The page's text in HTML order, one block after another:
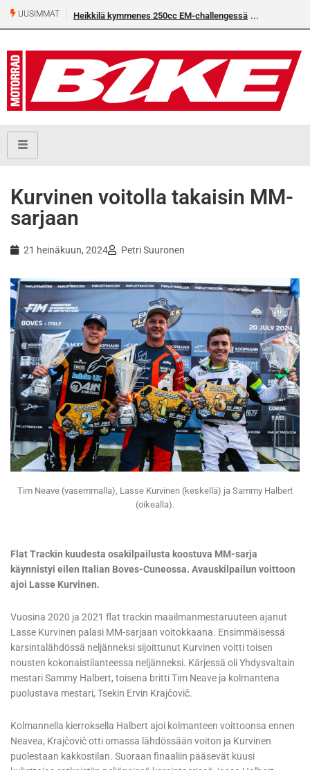
UUSIMMAT Heikkilä kymmenes 250cc EM-challengessä
Kurvinen voitolla takaisin MM-
sarjaan
21 heinäkuun, 2024 Petri Suuronen
Tim Neave (vasemmalla), Lasse Kurvinen (keskellä) ja Sammy Halbert
(oikealla).
Flat Trackin kuudesta osakilpailusta koostuva MM-sarja
käynnistyi eilen Italian Boves-Cuneossa. Avauskilpailun voittoon
ajoi Lasse Kurvinen.
Vuosina 2020 ja 2021 flat trackin maailmanmestaruuteen ajanut
Lasse Kurvinen palasi MM-sarjaan voitokkaana. Ensimmäisessä
karsintalähdössä neljänneksi sijoittunut Kurvinen voitti toisen
nousten kokonaistilanteessa neljänneksi. Kärjessä oli Yhdysvaltain
mestari Sammy Halbert, toisena britti Tim Neave ja kolmantena
puolustava mestari, Tsekin Ervin Krajčovič.
Kolmannella kierroksella Halbert ajoi kolmanteen voittoonsa ennen
Neavea, Krajčovič otti omassa lähdössään voiton ja Kurvinen
puolestaan kakkostilan. Suoraan finaaliin pääsevät kuusi